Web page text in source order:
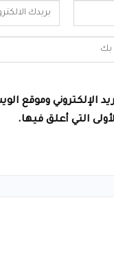
الإلكتروني وموقع
التي أعلق فيها.